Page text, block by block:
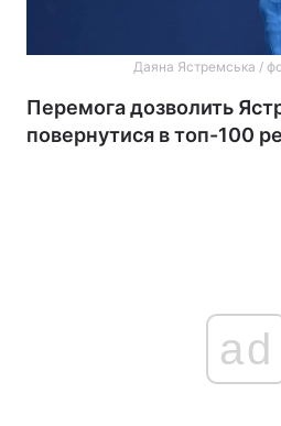
Даяна Ястремська /
Перемога дозволить
повернутися в топ-100
ad